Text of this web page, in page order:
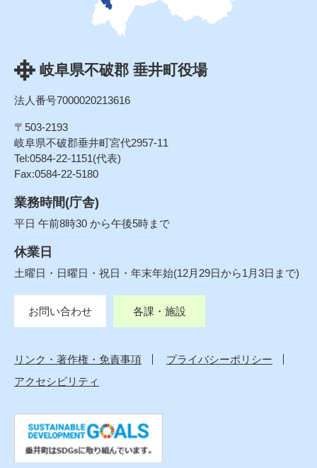
岐阜県不破郡 垂井町役場
法人番号7000020213616
〒503-2193
岐阜県不破郡垂井町宮代2957-11
Tel:0584-22-1151(代表)
Fax:0584-22-5180
業務時間(庁舎)
平日 午前8時30 から午後5時まで
休業日
土曜日・日曜日・祝日・年末年始(12月29日から1月3日まで)
お問い合わせ 各課・施設
リンク・著作権・免責事項
プライバシーポリシー
アクセシビリティ